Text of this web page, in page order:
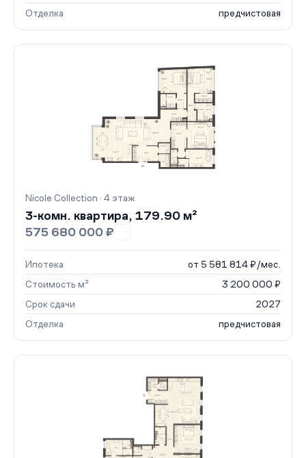
Отделка
предчистовая
Nicole Collection · 4 этаж
3-комн. квартира, 179.90 м²
575 680 000 ₽
Ипотека
от 5 581 814 ₽/мес.
Стоимость м²
3 200 000 ₽
Срок сдачи
2027
Отделка
предчистовая